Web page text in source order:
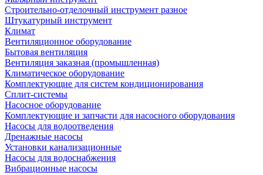
Строительно-отделочный инструмент разное
Штукатурный инструмент
Климат
Вентиляционное оборудование
Бытовая вентиляция
Вентиляция заказная (промышленная)
Климатическое оборудование
Комплектующие для систем кондиционирования
Сплит-системы
Насосное оборудование
Комплектующие и запчасти для насосного оборудования
Насосы для водоотведения
Дренажные насосы
Установки канализационные
Насосы для водоснабжения
Вибрационные насосы